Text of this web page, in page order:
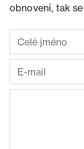
obnovení, tak